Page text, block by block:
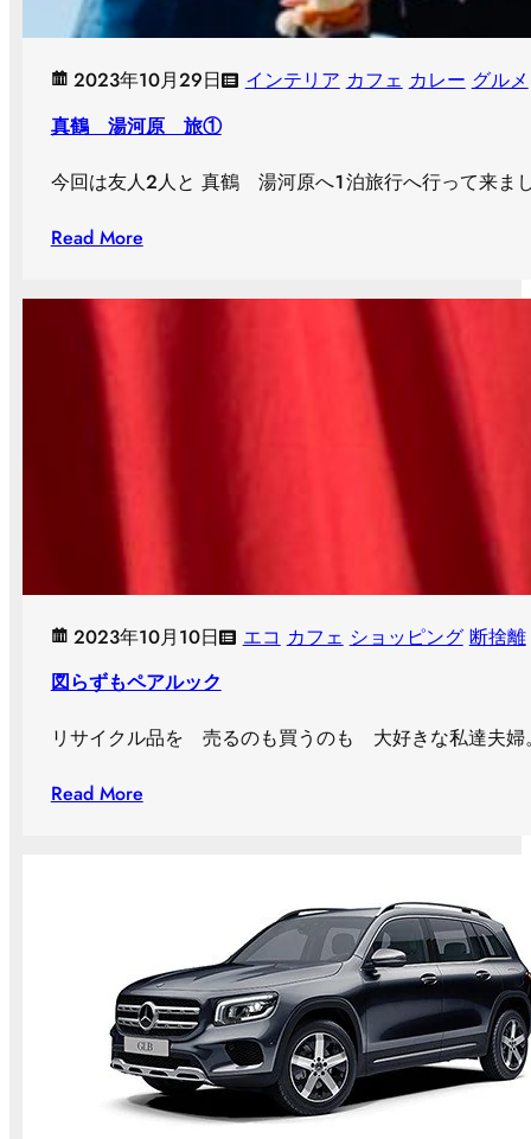
2023年10月29日 インテリア カフェ カレー グルメ
真鶴 湯河原 旅①
今回は友人２人と 真鶴 湯河原へ１泊旅行へ行って来
Read More
2023年10月10日 エコ カフェ ショッピング 断捨離
図らずもペアルック
リサイクル品を 売るのも買うのも 大好きな私達夫婦
Read More